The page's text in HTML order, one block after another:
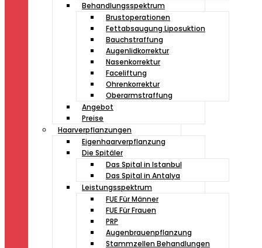
Behandlungsspektrum
Brustoperationen
Fettabsaugung Liposuktion
Bauchstraffung
Augenlidkorrektur
Nasenkorrektur
Faceliftung
Ohrenkorrektur
Oberarmstraffung
Angebot
Preise
Haarverpflanzungen
Eigenhaarverpflanzung
Die Spitäler
Das Spital in Istanbul
Das Spital in Antalya
Leistungsspektrum
FUE Für Männer
FUE Für Frauen
PRP
Augenbrauenpflanzung
Stammzellen Behandlungen